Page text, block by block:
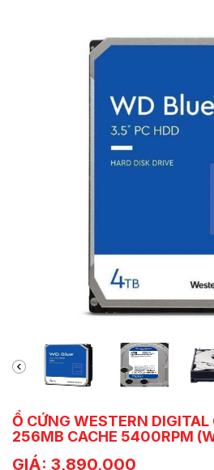
Ổ CỨNG WESTERN
256MB CACHE 5400RPM
GIÁ: 3,890,000